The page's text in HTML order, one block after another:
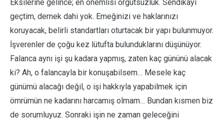
Eksilerine gelince; en önemlisi örgütsüzlük. Sendikayı
geçtim, dernek dahi yok. Emeğinizi ve haklarınızı
koruyacak, belirli standartları oturtacak bir yapı bulunmuyor.
İşverenler de çoğu kez lütufta bulunduklarını düşünüyor.
Falanca aynı işi şu kadara yapmış, zaten kaç gününü alacak
ki? Ah, o falancayla bir konuşabilsem… Mesele kaç
günümü alacağı değil, o işi hakkıyla yapabilmek için
ömrümün ne kadarını harcamış olmam… Bundan kısmen biz
de sorumluyuz. Sonraki işin ne zaman geleceğini